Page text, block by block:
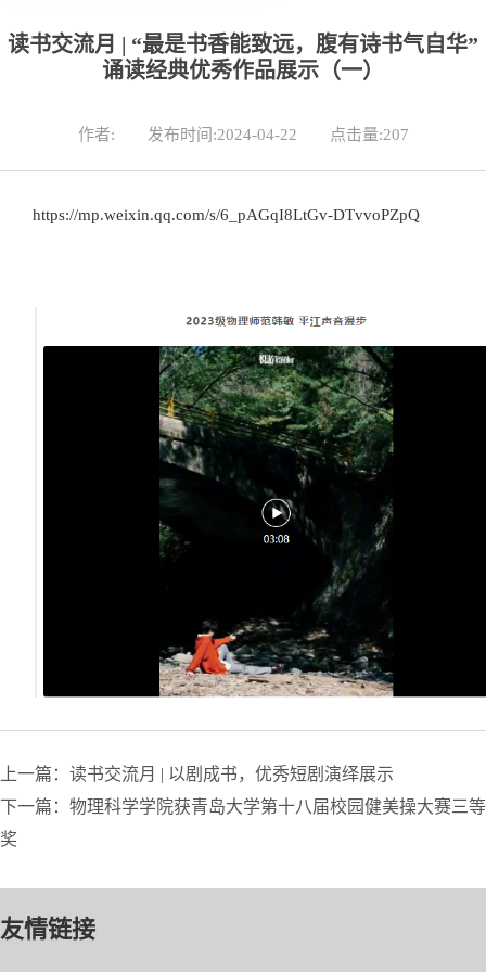
读书交流月 | “最是书香能致远，腹有诗书气自华”
诵读经典优秀作品展示（一）
作者: 发布时间:2024-04-22 点击量:207
https://mp.weixin.qq.com/s/6_pAGqI8LtGv-DTvvoPZpQ
上一篇：读书交流月 | 以剧成书，优秀短剧演绎展示
下一篇：物理科学学院获青岛大学第十八届校园健美操大赛三等
奖
友情链接